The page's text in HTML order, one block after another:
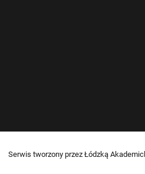
Serwis tworzony przez Łódzką